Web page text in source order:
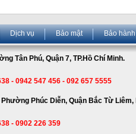
Dịch vụ Bảo mật Bảo hành
Tân Phú, Quận 7, TP.Hồ Chí Minh.
- 0942 547 456 - 092 657 5555
Phúc Diễn, Quận Bắc Từ Liêm,
- 0902 226 359